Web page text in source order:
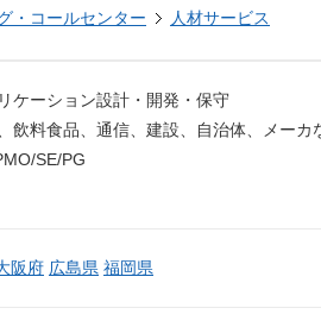
・コールセンター 人材サービス
ケーション設計・開発・保守
料食品、通信、建設、自治体、メーカ
SE/PG
阪府 広島県 福岡県